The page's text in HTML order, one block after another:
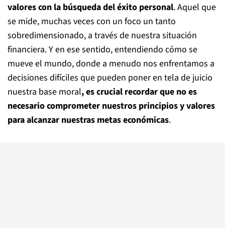
valores con la búsqueda del éxito personal. Aquel que
se mide, muchas veces con un foco un tanto
sobredimensionado, a través de nuestra situación
financiera. Y en ese sentido, entendiendo cómo se
mueve el mundo, donde a menudo nos enfrentamos a
decisiones difíciles que pueden poner en tela de juicio
nuestra base moral, es crucial recordar que no es
necesario comprometer nuestros principios y valores
para alcanzar nuestras metas económicas.